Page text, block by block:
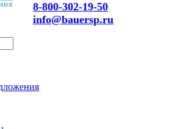
8-800-302-19-50
info@bauersp.ru